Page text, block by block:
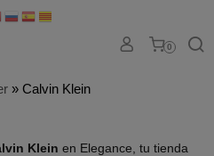
0
» Calvin Klein
Klein en Elegance, tu tienda